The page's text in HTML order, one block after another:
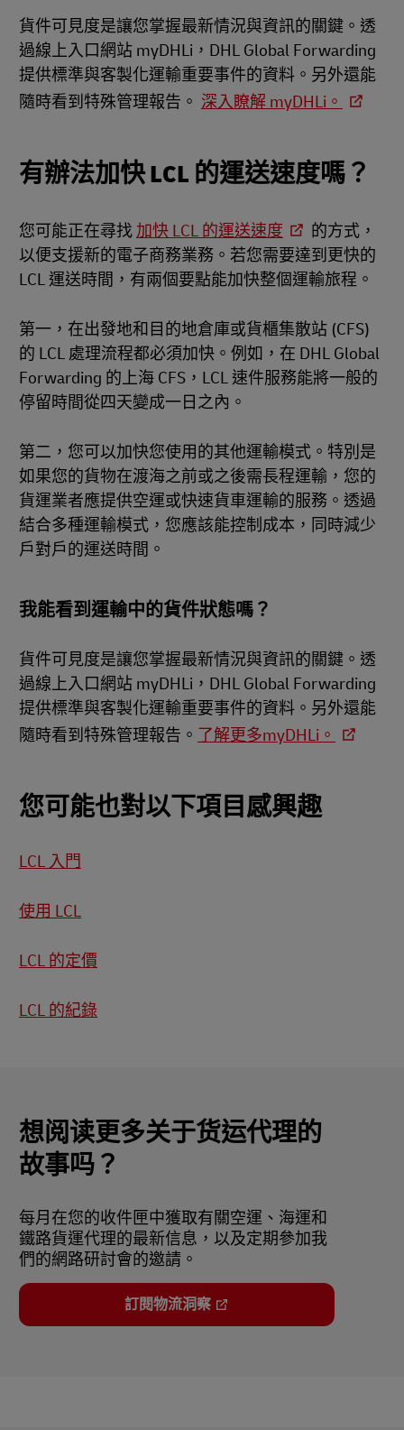
貨件可見度是讓您掌握最新情況與資訊的關鍵。透
過線上入口網站 myDHLi，DHL Global Forwarding
提供標準與客製化運輸重要事件的資料。另外還能
隨時看到特殊管理報告。 深入瞭解 myDHLi。
有辦法加快 LCL 的運送速度嗎？
您可能正在尋找加快 LCL 的運送速度
的方式，
以便支援新的電子商務業務。若您需要達到更快的
LCL 運送時間，有兩個要點能加快整個運輸旅程。
第一，在出發地和目的地倉庫或貨櫃集散站 (CFS)
的 LCL 處理流程都必須加快。例如，在 DHL Global
Forwarding 的上海 CFS，LCL 速件服務能將一般的
停留時間從四天變成一日之內。
第二，您可以加快您使用的其他運輸模式。特別是
如果您的貨物在渡海之前或之後需長程運輸，您的
貨運業者應提供空運或快速貨車運輸的服務。透過
結合多種運輸模式，您應該能控制成本，同時減少
戶對戶的運送時間。
我能看到運輸中的貨件狀態嗎？
貨件可見度是讓您掌握最新情況與資訊的關鍵。透
過線上入口網站 myDHLi，DHL Global Forwarding
提供標準與客製化運輸重要事件的資料。另外還能
隨時看到特殊管理報告。 了解更多myDHLi。
您可能也對以下項目感興趣
LCL 入門
使用 LCL
LCL 的定價
LCL 的紀錄
想阅读更多关于货运代理的
故事吗？
每月在您的收件匣中獲取有關空運、海運和
鐵路貨運代理的最新信息，以及定期參加我
們的網路研討會的邀請。
訂閱物流洞察